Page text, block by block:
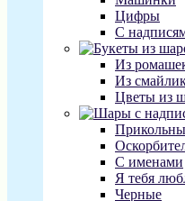
Цифры
С
Из
Из
Цветы из
С именами
Я тебя
Черные